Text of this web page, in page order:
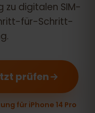
zu digitalen SIM-
für-Schritt-
prüfen
für iPhone 14 Pro